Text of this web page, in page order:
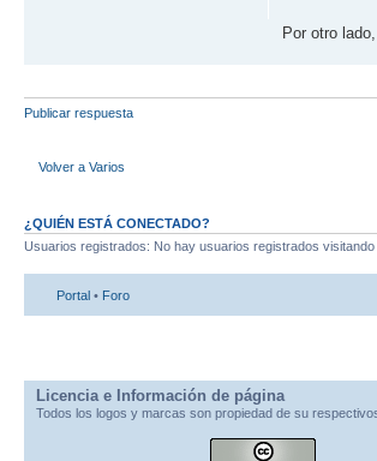
Por otro
Publicar respuesta
Volver a Varios
¿QUIÉN ESTÁ CONECTADO?
Usuarios registrados: No hay usuarios registrados visitando
Portal • Foro
Licencia e Información de página
Todos los logos y marcas son propiedad de su